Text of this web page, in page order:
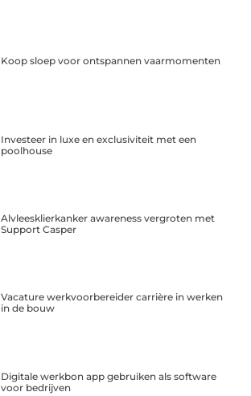
Koop sloep voor ontspannen vaarmomenten
Investeer in luxe en exclusiviteit met een
poolhouse
Alvleesklierkanker awareness vergroten met
Support Casper
Vacature werkvoorbereider carrière in werken
in de bouw
Digitale werkbon app gebruiken als software
voor bedrijven